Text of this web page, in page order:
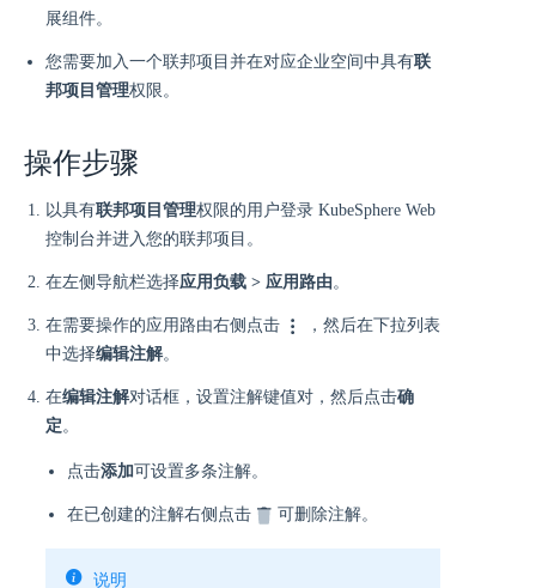
展组件。
您需要加入一个联邦项目并在对应企业空间中具有联
邦项目管理权限。
操作步骤
以具有联邦项目管理权限的用户登录 KubeSphere Web
控制台并进入您的联邦项目。
在左侧导航栏选择应用负载 > 应用路由。
在需要操作的应用路由右侧点击
，然后在下拉列表
中选择编辑注解。
在编辑注解对话框，设置注解键值对，然后点击确
定。
点击添加可设置多条注解。
在已创建的注解右侧点击 可删除注解。
说明